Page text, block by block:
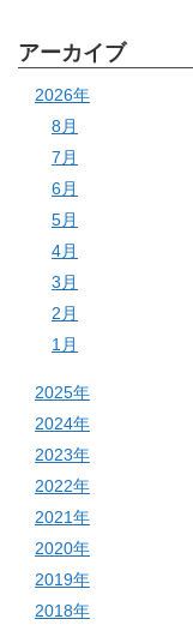
アーカイブ
2026年
8月
7月
6月
5月
4月
3月
2月
1月
2025年
2024年
2023年
2022年
2021年
2020年
2019年
2018年